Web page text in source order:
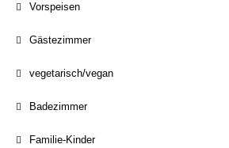
Vorspeisen
Gästezimmer
vegetarisch/vegan
Badezimmer
Familie-Kinder